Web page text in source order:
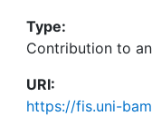
Type:
Contribution to
URI:
https://fis.uni-